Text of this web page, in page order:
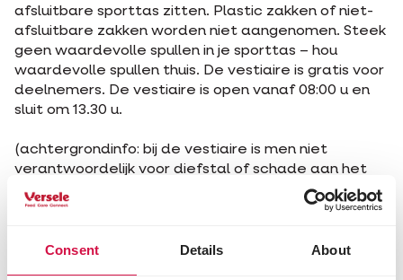
Consent Details About
afsluitbare sporttas zitten. Plastic zakken of niet-
afsluitbare zakken worden niet aangenomen. Steek
geen waardevolle spullen in je sporttas – hou
waardevolle spullen thuis. De vestiaire is gratis voor
deelnemers. De vestiaire is open vanaf 08:00 u en
sluit om 13.30 u.
(achtergrondinfo: bij de vestiaire is men niet
verantwoordelijk voor diefstal of schade aan het
materiaal – vandaar de bemerking om geen
waardevolle spullen in de sporttas te steken).